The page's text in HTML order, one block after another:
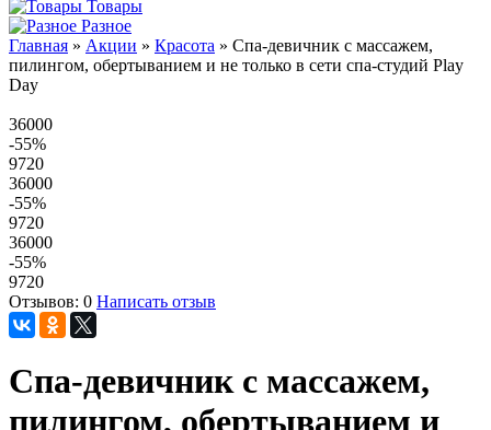
Товары
Разное
Главная » Акции » Красота » Спа-девичник c массажем,
пилингом, обертыванием и не только в сети спа-студий Play
Day
36000
-55%
9720
36000
-55%
9720
36000
-55%
9720
Отзывов: 0 Написать отзыв
Спа-девичник c массажем,
пилингом, обертыванием и